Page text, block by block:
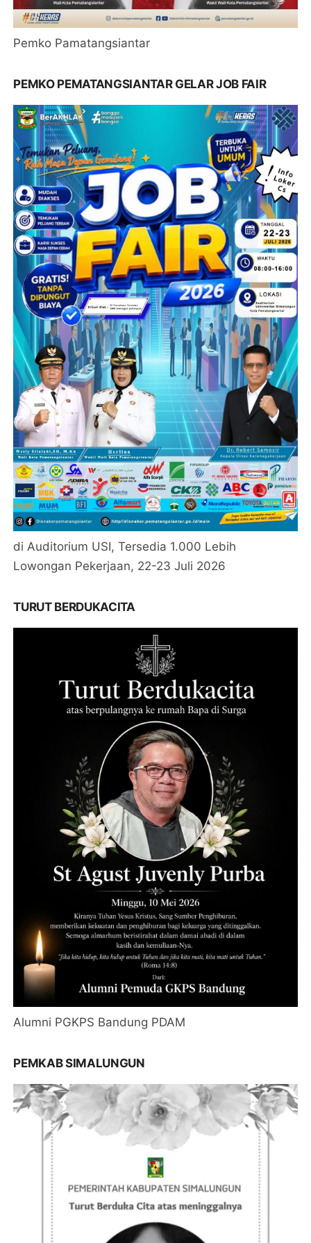
Pemko Pamatangsiantar
PEMKO PEMATANGSIANTAR GELAR JOB FAIR
di Auditorium USI, Tersedia 1.000 Lebih
Lowongan Pekerjaan, 22-23 Juli 2026
TURUT BERDUKACITA
Alumni PGKPS Bandung PDAM
PEMKAB SIMALUNGUN